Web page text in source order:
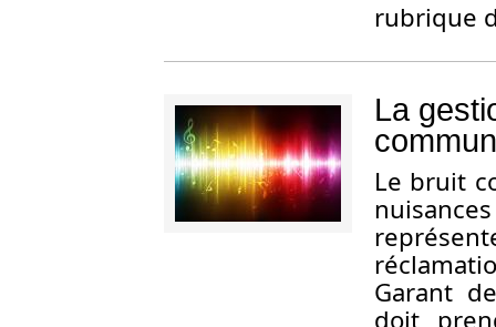
rubrique
La
Le bruit
Garant
doit